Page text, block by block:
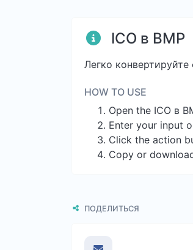
ICO в BMP
Легко
HOW TO USE
Open the ICO в
Enter your input
Click the action
Copy or
ПОДЕЛИТЬСЯ